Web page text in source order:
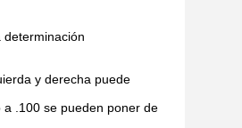
y derecha puede
.100 se pueden poner de